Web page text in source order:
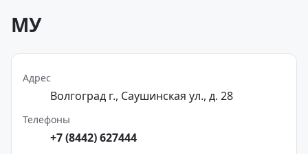
МУ
Адрес
Волгоград г., Саушинская ул., д. 28
Телефоны
+7 (8442) 627444